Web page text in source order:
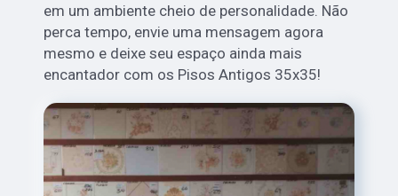
em um ambiente cheio de personalidade. Não
perca tempo, envie uma mensagem agora
mesmo e deixe seu espaço ainda mais
encantador com os Pisos Antigos 35x35!